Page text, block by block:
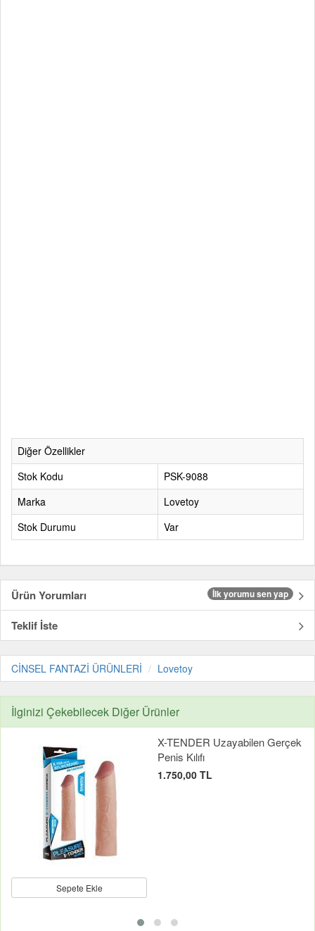
Diğer Özellikler
Stok Kodu
PSK-9088
Marka
Lovetoy
Stok Durumu
Var
Ürün Yorumları İlk yorumu sen yap
Teklif İste
CİNSEL FANTAZİ ÜRÜNLERİ Lovetoy
İlginizi Çekebilecek Diğer Ürünler
Sepete Ekle
X-TENDER Uzayabilen Gerçek
Penis Kılıfı
1.750,00 TL